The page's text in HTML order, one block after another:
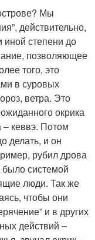
Мы
действительно,
иной степени до
позволяющее
того, это
в суровых
ветра. Это
окрика
– кеввэ. Потом
делать, и он
рубил дрова
системой
люди. Так же
чтобы они
и в других
действий –